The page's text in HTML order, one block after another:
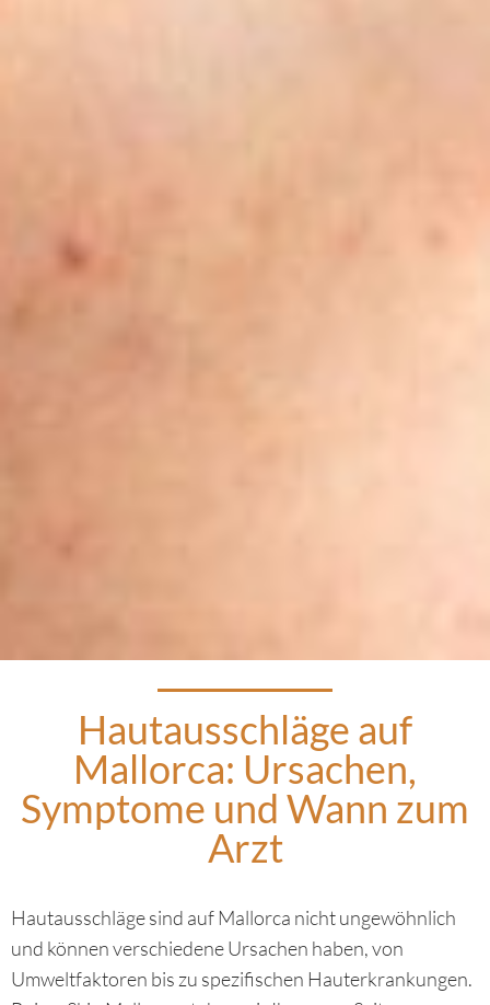
Hautausschläge auf
Mallorca: Ursachen,
Symptome und Wann zum
Arzt
Hautausschläge sind auf Mallorca nicht ungewöhnlich
und können verschiedene Ursachen haben, von
Umweltfaktoren bis zu spezifischen Hauterkrankungen.